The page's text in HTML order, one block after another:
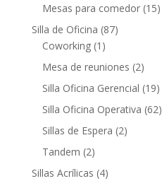
Mesas para comedor (15)
Silla de Oficina (87)
Coworking (1)
Mesa de reuniones (2)
Silla Oficina Gerencial (19)
Silla Oficina Operativa (62)
Sillas de Espera (2)
Tandem (2)
Sillas Acrílicas (4)